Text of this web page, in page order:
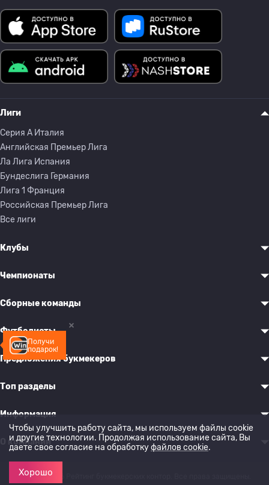
Получи
подарок!
Лиги
Серия A Италия
Английская Премьер Лига
Ла Лига Испания
Бундеслига Германия
Лига 1 Франция
Российская Премьер Лига
Все лиги
Клубы
Чемпионаты
Сборные команды
Футболисты
Предложения букмекеров
Топ разделы
Информация
О компании
© 2022-2026 Рейтинг букмекерских контор. Все права защищены.
Чтобы улучшить работу сайта, мы используем файлы cookie
и другие технологии. Продолжая использование сайта, Вы
даете свое согласие на обработкуфайлов cookie.
Хорошо